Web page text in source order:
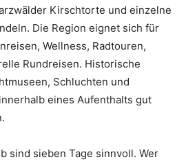
Kirschtorte und einzelne
Die Region eignet sich für
Wellness, Radtouren,
Rundreisen. Historische
Schluchten und
eines Aufenthalts gut
sind sieben Tage sinnvoll. Wer